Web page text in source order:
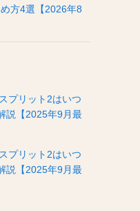
方4選【2026年8
プリット2はいつ
説【2025年9月最
プリット2はいつ
説【2025年9月最